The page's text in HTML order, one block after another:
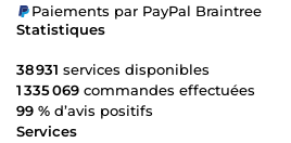
Paiements par PayPal Braintree
Statistiques
38 931 services disponibles
1 335 069 commandes effectuées
99 % d’avis positifs
Services